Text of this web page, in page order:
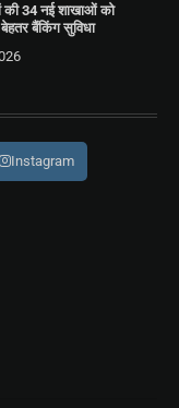
की 34 नई शाखाओं को
बेहतर बैंकिंग सुविधा
Instagram